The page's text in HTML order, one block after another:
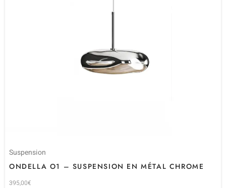
Suspension
ONDELLA O1 – SUSPENSION EN MÉTAL CHROME
395,00€